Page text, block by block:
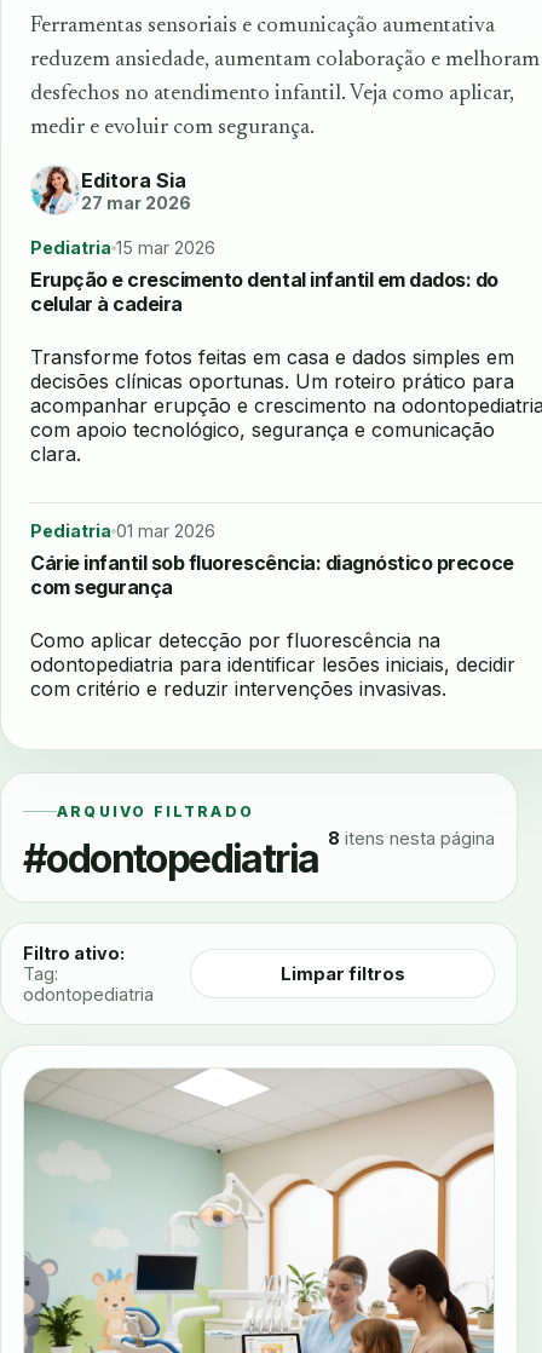
Ferramentas sensoriais e comunicação aumentativa
reduzem ansiedade, aumentam colaboração e melhoram
desfechos no atendimento infantil. Veja como aplicar,
medir e evoluir com segurança.
Editora Sia
27 mar 2026
Pediatria 15 mar 2026
Erupção e crescimento dental infantil em dados: do
celular à cadeira
Transforme fotos feitas em casa e dados simples em
decisões clínicas oportunas. Um roteiro prático para
acompanhar erupção e crescimento na
com apoio tecnológico, segurança e comunicação
clara.
Pediatria 01 mar 2026
Cárie infantil sob fluorescência: diagnóstico precoce
com segurança
Como aplicar detecção por fluorescência na
odontopediatria para identificar lesões iniciais, decidir
com critério e reduzir intervenções invasivas.
ARQUIVO FILTRADO
#odontopediatria 8 itens nesta página
Filtro ativo:
Tag:
odontopediatria
Limpar filtros